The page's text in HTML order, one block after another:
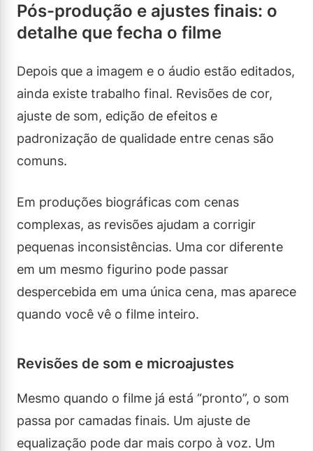
Pós-produção e ajustes finais: o
detalhe que fecha o filme
Depois que a imagem e o áudio estão editados,
ainda existe trabalho final. Revisões de cor,
ajuste de som, edição de efeitos e
padronização de qualidade entre cenas são
comuns.
Em produções biográficas com cenas
complexas, as revisões ajudam a corrigir
pequenas inconsistências. Uma cor diferente
em um mesmo figurino pode passar
despercebida em uma única cena, mas aparece
quando você vê o filme inteiro.
Revisões de som e microajustes
Mesmo quando o filme já está “pronto”, o som
passa por camadas finais. Um ajuste de
equalização pode dar mais corpo à voz. Um